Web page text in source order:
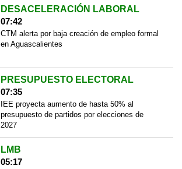
DESACELERACIÓN LABORAL
07:42
CTM alerta por baja creación de empleo formal
en Aguascalientes
PRESUPUESTO ELECTORAL
07:35
IEE proyecta aumento de hasta 50% al
presupuesto de partidos por elecciones de
2027
LMB
05:17